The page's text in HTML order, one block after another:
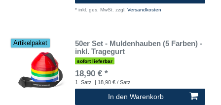
* inkl. ges. MwSt. zzgl. Versandkosten
Artikelpaket
50er Set - Muldenhauben (5 Farben) -
inkl. Tragegurt
sofort lieferbar
18,90 € *
1 Satz | 18,90 € / Satz
In den Warenkorb